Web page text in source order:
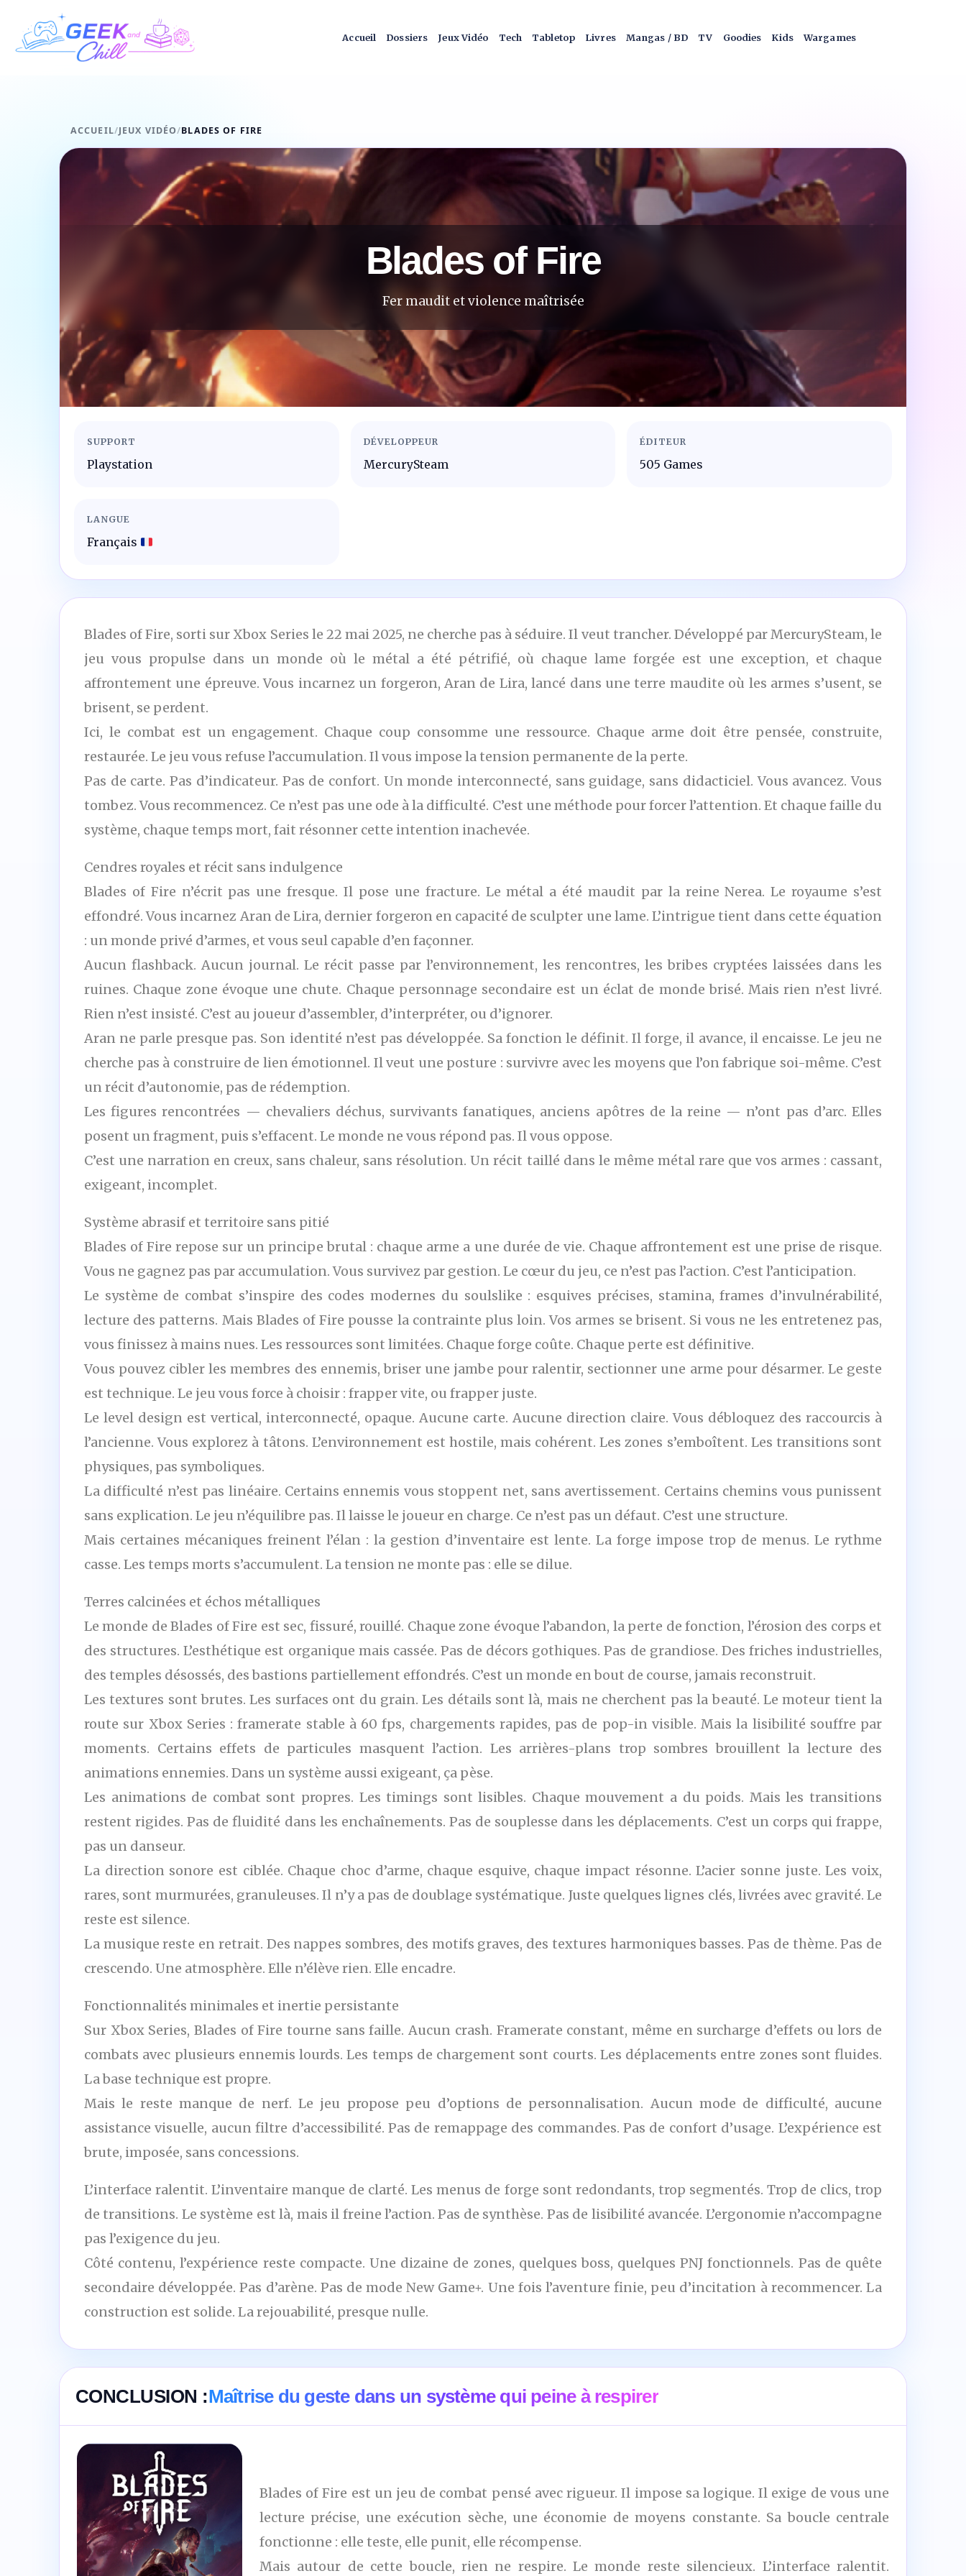
Aller au contenu
Accueil Dossiers Jeux Vidéo Tech Tabletop Livres Mangas / BD TV Goodies Kids Wargames
ACCUEIL/JEUX VIDÉO/BLADES OF FIRE
Blades of Fire
Fer maudit et violence maîtrisée
SUPPORT
Playstation
DÉVELOPPEUR
MercurySteam
ÉDITEUR
505 Games
LANGUE
Français
Blades of Fire, sorti sur Xbox Series le 22 mai 2025, ne cherche pas à séduire. Il veut trancher. Développé par MercurySteam, le
jeu vous propulse dans un monde où le métal a été pétrifié, où chaque lame forgée est une exception, et chaque
affrontement une épreuve. Vous incarnez un forgeron, Aran de Lira, lancé dans une terre maudite où les armes s’usent, se
brisent, se perdent.
Ici, le combat est un engagement. Chaque coup consomme une ressource. Chaque arme doit être pensée, construite,
restaurée. Le jeu vous refuse l’accumulation. Il vous impose la tension permanente de la perte.
Pas de carte. Pas d’indicateur. Pas de confort. Un monde interconnecté, sans guidage, sans didacticiel. Vous avancez. Vous
tombez. Vous recommencez. Ce n’est pas une ode à la difficulté. C’est une méthode pour forcer l’attention. Et chaque faille du
système, chaque temps mort, fait résonner cette intention inachevée.
Cendres royales et récit sans indulgence
Blades of Fire n’écrit pas une fresque. Il pose une fracture. Le métal a été maudit par la reine Nerea. Le royaume s’est
effondré. Vous incarnez Aran de Lira, dernier forgeron en capacité de sculpter une lame. L’intrigue tient dans cette équation
: un monde privé d’armes, et vous seul capable d’en façonner.
Aucun flashback. Aucun journal. Le récit passe par l’environnement, les rencontres, les bribes cryptées laissées dans les
ruines. Chaque zone évoque une chute. Chaque personnage secondaire est un éclat de monde brisé. Mais rien n’est livré.
Rien n’est insisté. C’est au joueur d’assembler, d’interpréter, ou d’ignorer.
Aran ne parle presque pas. Son identité n’est pas développée. Sa fonction le définit. Il forge, il avance, il encaisse. Le jeu ne
cherche pas à construire de lien émotionnel. Il veut une posture : survivre avec les moyens que l’on fabrique soi-même. C’est
un récit d’autonomie, pas de rédemption.
Les figures rencontrées — chevaliers déchus, survivants fanatiques, anciens apôtres de la reine — n’ont pas d’arc. Elles
posent un fragment, puis s’effacent. Le monde ne vous répond pas. Il vous oppose.
C’est une narration en creux, sans chaleur, sans résolution. Un récit taillé dans le même métal rare que vos armes : cassant,
exigeant, incomplet.
Système abrasif et territoire sans pitié
Blades of Fire repose sur un principe brutal : chaque arme a une durée de vie. Chaque affrontement est une prise de risque.
Vous ne gagnez pas par accumulation. Vous survivez par gestion. Le cœur du jeu, ce n’est pas l’action. C’est l’anticipation.
Le système de combat s’inspire des codes modernes du soulslike : esquives précises, stamina, frames d’invulnérabilité,
lecture des patterns. Mais Blades of Fire pousse la contrainte plus loin. Vos armes se brisent. Si vous ne les entretenez pas,
vous finissez à mains nues. Les ressources sont limitées. Chaque forge coûte. Chaque perte est définitive.
Vous pouvez cibler les membres des ennemis, briser une jambe pour ralentir, sectionner une arme pour désarmer. Le geste
est technique. Le jeu vous force à choisir : frapper vite, ou frapper juste.
Le level design est vertical, interconnecté, opaque. Aucune carte. Aucune direction claire. Vous débloquez des raccourcis à
l’ancienne. Vous explorez à tâtons. L’environnement est hostile, mais cohérent. Les zones s’emboîtent. Les transitions sont
physiques, pas symboliques.
La difficulté n’est pas linéaire. Certains ennemis vous stoppent net, sans avertissement. Certains chemins vous punissent
sans explication. Le jeu n’équilibre pas. Il laisse le joueur en charge. Ce n’est pas un défaut. C’est une structure.
Mais certaines mécaniques freinent l’élan : la gestion d’inventaire est lente. La forge impose trop de menus. Le rythme
casse. Les temps morts s’accumulent. La tension ne monte pas : elle se dilue.
Terres calcinées et échos métalliques
Le monde de Blades of Fire est sec, fissuré, rouillé. Chaque zone évoque l’abandon, la perte de fonction, l’érosion des corps et
des structures. L’esthétique est organique mais cassée. Pas de décors gothiques. Pas de grandiose. Des friches industrielles,
des temples désossés, des bastions partiellement effondrés. C’est un monde en bout de course, jamais reconstruit.
Les textures sont brutes. Les surfaces ont du grain. Les détails sont là, mais ne cherchent pas la beauté. Le moteur tient la
route sur Xbox Series : framerate stable à 60 fps, chargements rapides, pas de pop-in visible. Mais la lisibilité souffre par
moments. Certains effets de particules masquent l’action. Les arrières-plans trop sombres brouillent la lecture des
animations ennemies. Dans un système aussi exigeant, ça pèse.
Les animations de combat sont propres. Les timings sont lisibles. Chaque mouvement a du poids. Mais les transitions
restent rigides. Pas de fluidité dans les enchaînements. Pas de souplesse dans les déplacements. C’est un corps qui frappe,
pas un danseur.
La direction sonore est ciblée. Chaque choc d’arme, chaque esquive, chaque impact résonne. L’acier sonne juste. Les voix,
rares, sont murmurées, granuleuses. Il n’y a pas de doublage systématique. Juste quelques lignes clés, livrées avec gravité. Le
reste est silence.
La musique reste en retrait. Des nappes sombres, des motifs graves, des textures harmoniques basses. Pas de thème. Pas de
crescendo. Une atmosphère. Elle n’élève rien. Elle encadre.
Fonctionnalités minimales et inertie persistante
Sur Xbox Series, Blades of Fire tourne sans faille. Aucun crash. Framerate constant, même en surcharge d’effets ou lors de
combats avec plusieurs ennemis lourds. Les temps de chargement sont courts. Les déplacements entre zones sont fluides.
La base technique est propre.
Mais le reste manque de nerf. Le jeu propose peu d’options de personnalisation. Aucun mode de difficulté, aucune
assistance visuelle, aucun filtre d’accessibilité. Pas de remappage des commandes. Pas de confort d’usage. L’expérience est
brute, imposée, sans concessions.
L’interface ralentit. L’inventaire manque de clarté. Les menus de forge sont redondants, trop segmentés. Trop de clics, trop
de transitions. Le système est là, mais il freine l’action. Pas de synthèse. Pas de lisibilité avancée. L’ergonomie n’accompagne
pas l’exigence du jeu.
Côté contenu, l’expérience reste compacte. Une dizaine de zones, quelques boss, quelques PNJ fonctionnels. Pas de quête
secondaire développée. Pas d’arène. Pas de mode New Game+. Une fois l’aventure finie, peu d’incitation à recommencer. La
construction est solide. La rejouabilité, presque nulle.
CONCLUSION :Maîtrise du geste dans un système qui peine à respirer
Blades of Fire est un jeu de combat pensé avec rigueur. Il impose sa logique. Il exige de vous une
lecture précise, une exécution sèche, une économie de moyens constante. Sa boucle centrale
fonctionne : elle teste, elle punit, elle récompense.
Mais autour de cette boucle, rien ne respire. Le monde reste silencieux. L’interface ralentit.